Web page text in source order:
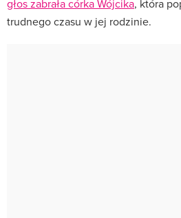
głos zabrała córka Wójcika, która
trudnego czasu w jej rodzinie.